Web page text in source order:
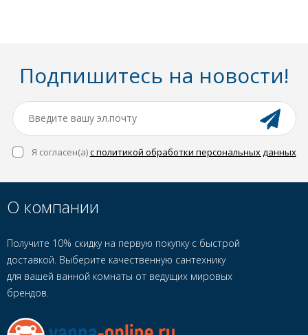
Подпишитесь на новости!
Я согласен(a)с политикой обработки персональных данных
О компании
Получите 10% скидку на первую покупку с быстрой
доставкой. Выберите качественную сантехнику
для вашей ванной комнаты от ведущих мировых
брендов.